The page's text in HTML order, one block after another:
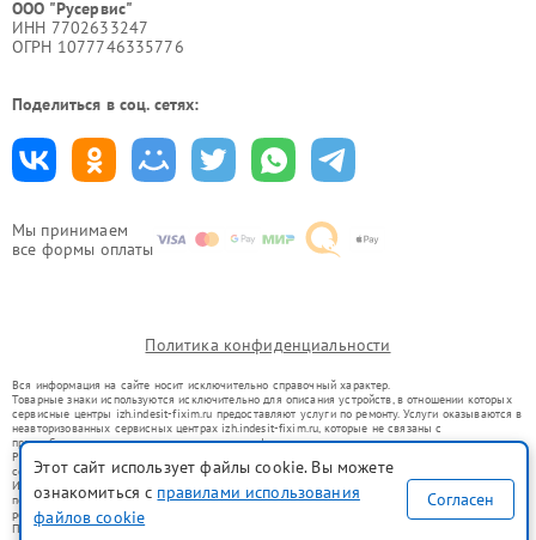
Мы принимаем
все формы оплаты
ООО "Русервис"
ИНН 7702633247
ОГРН 1077746335776
Поделиться в соц. сетях:
Политика конфиденциальности
Вся информация на сайте носит исключительно справочный характер.
Товарные знаки используются исключительно для описания устройств, в отношении которых
сервисные центры izh.indesit-fixim.ru предоставляют услуги по ремонту. Услуги оказываются в
неавторизованных сервисных центрах izh.indesit-fixim.ru, которые не связаны с
правообладателями товарных знаков или их официальными представителями.
Ремонт осуществляется для устройств, уже введенных в гражданский оборот в соответствии
со статьей 1487 ГК РФ.
Использование товарных знаков не преследует цели индивидуализации услуг или введения
потребителей в заблуждение, а служит для информирования о предоставляемых услугах по
ремонту техники указанных брендов.
Представленная на сайте информация не является публичной офертой, определяемой
Этот сайт использует файлы cookie. Вы можете
ознакомиться с правилами использования
файлов cookie
Согласен